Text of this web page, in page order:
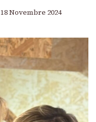
18 Novembre 2024